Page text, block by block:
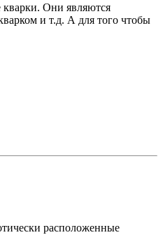
кварки. Они являются
и т.д. А для того чтобы
расположенные